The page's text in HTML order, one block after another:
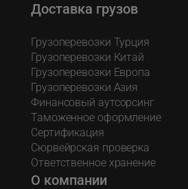
Доставка грузов
Грузоперевозки Турция
Грузоперевозки Китай
Грузоперевозки Европа
Грузоперевозки Азия
Финансовый аутсорсинг
Таможенное оформление
Сертификация
Сюрвейрская проверка
Ответственное хранение
О компании